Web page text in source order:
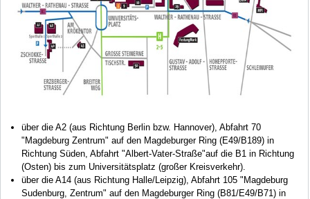
über die A2 (aus Richtung Berlin bzw. Hannover), Abfahrt 70
"Magdeburg Zentrum" auf den Magdeburger Ring (E49/B189) in
Richtung Süden, Abfahrt "Albert-Vater-Straße"auf die B1 in Richtung
(Osten) bis zum Universitätsplatz (großer Kreisverkehr).
über die A14 (aus Richtung Halle/Leipzig), Abfahrt 105 "Magdeburg
Sudenburg, Zentrum" auf den Magdeburger Ring (B81/E49/B71) in